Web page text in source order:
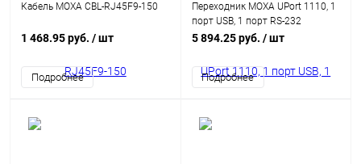
Кабель MOXA CBL-RJ45F9-150
1 468.95 руб. / шт
Подробнее
Переходник MOXA UPort 1110, 1
порт USB, 1 порт RS-232
5 894.25 руб. / шт
Подробнее